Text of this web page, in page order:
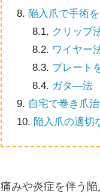
8. 陥入爪で手術
8.1. クリップ
8.2. ワイヤー
8.3. プレート
8.4. ガタ―法
9. 自宅で巻き爪
10. 陥入爪の適切
痛みや炎症を伴う